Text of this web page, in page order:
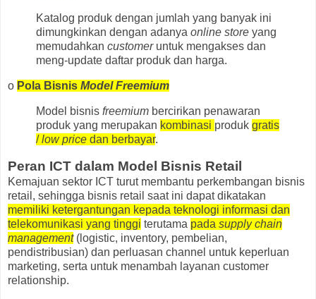
Katalog produk dengan jumlah yang banyak ini
dimungkinkan dengan adanya online store yang
memudahkan customer untuk mengakses dan
meng-update daftar produk dan harga.
o Pola Bisnis Model Freemium
Model bisnis freemium bercirikan penawaran
produk yang merupakan kombinasi produk gratis
/low price dan berbayar.
Peran ICT dalam Model Bisnis Retail
Kemajuan sektor ICT turut membantu perkembangan bisnis
retail, sehingga bisnis retail saat ini dapat dikatakan
memiliki ketergantungan kepada teknologi informasi dan
telekomunikasi yang tinggi terutama pada supply chain
management(logistic, inventory, pembelian,
pendistribusian) dan perluasan channel untuk keperluan
marketing, serta untuk menambah layanan customer
relationship.